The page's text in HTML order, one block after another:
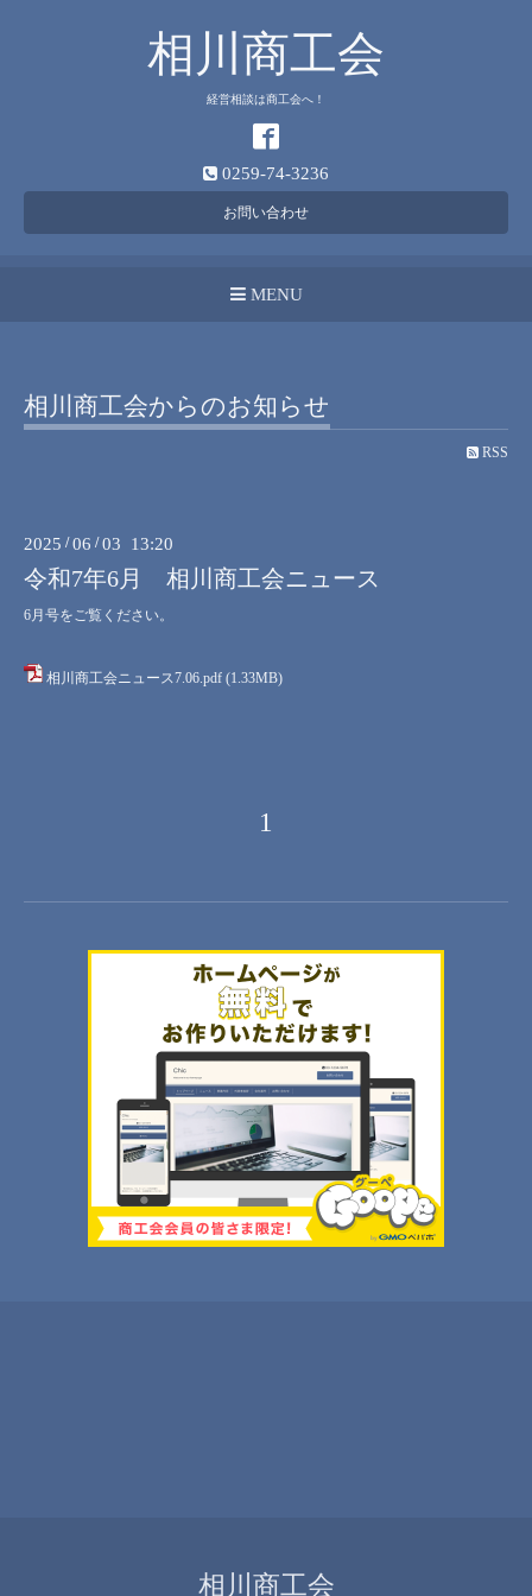
相川商工会
経営相談は商工会へ！
0259-74-3236
お問い合わせ
MENU
相川商工会からのお知らせ
RSS
2025 /06 /03 13:20
令和7年6月 相川商工会ニュース
6月号をご覧ください。
相川商工会ニュース7.06.pdf (1.33MB)
1
相川商工会